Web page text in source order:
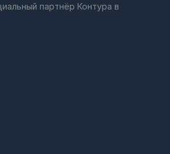
партнёр Контура в